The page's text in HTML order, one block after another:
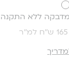
מדבקה ללא התקנה
165 ש''ח למ''ר